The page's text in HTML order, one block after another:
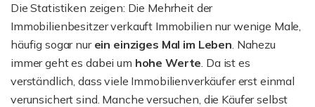
Die Statistiken zeigen: Die Mehrheit der
Immobilienbesitzer verkauft Immobilien nur wenige Male,
häufig sogar nur ein einziges Mal im Leben. Nahezu
immer geht es dabei um hohe Werte. Da ist es
verständlich, dass viele Immobilienverkäufer erst einmal
verunsichert sind. Manche versuchen, die Käufer selbst